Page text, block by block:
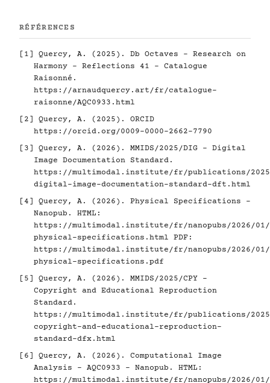
RÉFÉRENCES
[1]
Quercy, A. (2025). Db Octaves - Research on
Harmony - Reflections 41 - Catalogue
Raisonné.
https://arnaudquercy.art/fr/catalogue-
raisonne/AQC0933.html
[2]
Quercy, A. (2025). ORCID
https://orcid.org/0009-0000-2662-7790
[3]
Quercy, A. (2026). MMIDS/2025/DIG - Digital
Image Documentation Standard.
https://multimodal.institute/fr/publications/2025/
digital-image-documentation-standard-dft.html
[4]
Quercy, A. (2026). Physical Specifications -
Nanopub. HTML:
https://multimodal.institute/fr/nanopubs/2026/01/
physical-specifications.html PDF:
https://multimodal.institute/fr/nanopubs/2026/01/
physical-specifications.pdf
[5]
Quercy, A. (2026). MMIDS/2025/CPY -
Copyright and Educational Reproduction
Standard.
https://multimodal.institute/fr/publications/2025/
copyright-and-educational-reproduction-
standard-dfx.html
[6]
Quercy, A. (2026). Computational Image
Analysis - AQC0933 - Nanopub. HTML:
https://multimodal.institute/fr/nanopubs/2026/01/